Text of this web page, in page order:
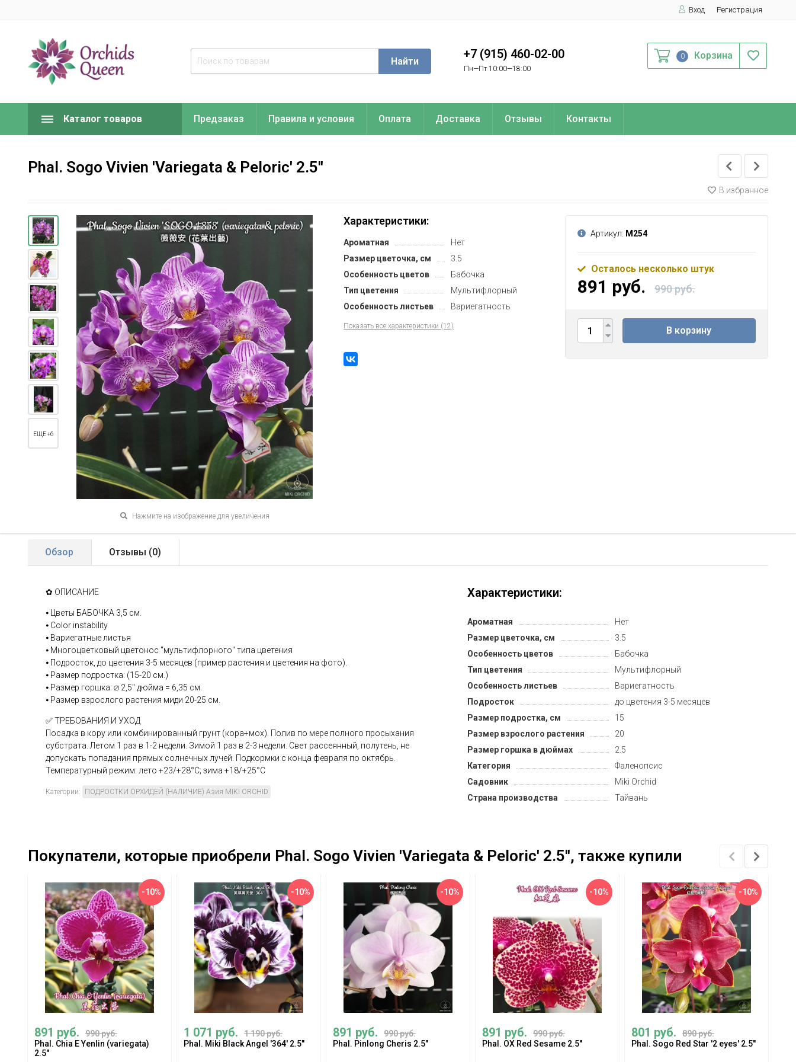
Вход Регистрация
Найти +7 (915) 460-02-00
Пн—Пт 10:00—18:00
0 Корзина
Каталог товаров Предзаказ Правила и условия Оплата Доставка Отзывы Контакты
Phal. Sogo Vivien 'Variegata & Peloric' 2.5''
В избранное
Нажмите на изображение для увеличения
ЕЩЕ +6
Характеристики:
Ароматная
Нет
Размер цветочка, см
3.5
Особенность цветов
Бабочка
Тип цветения
Мультифлорный
Особенность листьев
Вариегатность
Показать все характеристики (12)
Артикул: М254
Осталось несколько штук
891 руб. 990 руб.
В корзину
Обзор Отзывы (0)
✿ ОПИСАНИЕ
⦁ Цветы БАБОЧКА 3,5 см.
⦁ Color instability
⦁ Вариегатные листья
⦁ Многоцветковый цветонос "мультифлорного" типа цветения
⦁ Подросток, до цветения 3-5 месяцев (пример растения и цветения на фото).
⦁ Размер подростка: (15-20 см.)
⦁ Размер горшка: ∅ 2,5" дюйма = 6,35 см.
⦁ Размер взрослого растения миди 20-25 см.
✅ ТРЕБОВАНИЯ И УХОД
Посадка в кору или комбинированный грунт (кора+мох). Полив по мере полного просыхания
субстрата. Летом 1 раз в 1-2 недели. Зимой 1 раз в 2-3 недели. Свет рассеянный, полутень, не
допускать попадания прямых солнечных лучей. Подкормки с конца февраля по октябрь.
Температурный режим: лето +23/+28°С; зима +18/+25°С
Категории: ПОДРОСТКИ ОРХИДЕЙ (НАЛИЧИЕ) Азия MIKI ORCHID
Характеристики:
Ароматная
Нет
Размер цветочка, см
3.5
Особенность цветов
Бабочка
Тип цветения
Мультифлорный
Особенность листьев
Вариегатность
Подросток
до цветения 3-5 месяцев
Размер подростка, см
15
Размер взрослого растения
20
Размер горшка в дюймах
2.5
Категория
Фаленопсис
Садовник
Miki Orchid
Страна производства
Тайвань
Покупатели, которые приобрели Phal. Sogo Vivien 'Variegata & Peloric' 2.5'', также купили
-10%
891 руб.
990 руб.
Phal. Chia E Yenlin (variegata)
2.5"
-10%
1 071 руб.
1 190 руб.
Phal. Miki Black Angel '364' 2.5''
-10%
891 руб.
990 руб.
Phal. Pinlong Cheris 2.5"
-10%
891 руб.
990 руб.
Phal. OX Red Sesame 2.5''
-10%
801 руб.
890 руб.
Phal. Sogo Red Star '2 eyes' 2.5''